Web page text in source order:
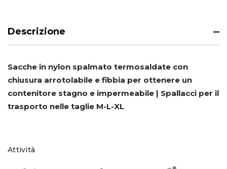
Descrizione
Sacche in nylon spalmato termosaldate con
chiusura arrotolabile e fibbia per ottenere un
contenitore stagno e impermeabile | Spallacci per il
trasporto nelle taglie M-L-XL
Attività